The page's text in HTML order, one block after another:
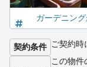
ガーデニング
契約条件 ご契約時
この物件